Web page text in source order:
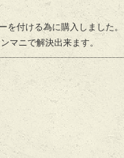
を付ける為に購入しました。
マニで解決出来ます。